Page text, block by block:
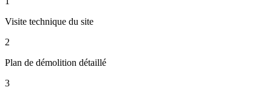
Visite technique du site
2
Plan de démolition détaillé
3